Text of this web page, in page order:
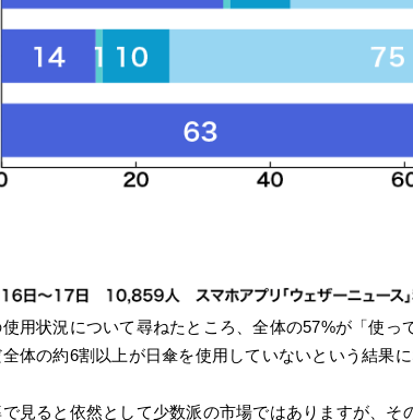
使用状況について尋ねたところ、全体の57%が「使っ
体の約6割以上が日傘を使用していないという結果に
見ると依然として少数派の市場ではありますが、そ